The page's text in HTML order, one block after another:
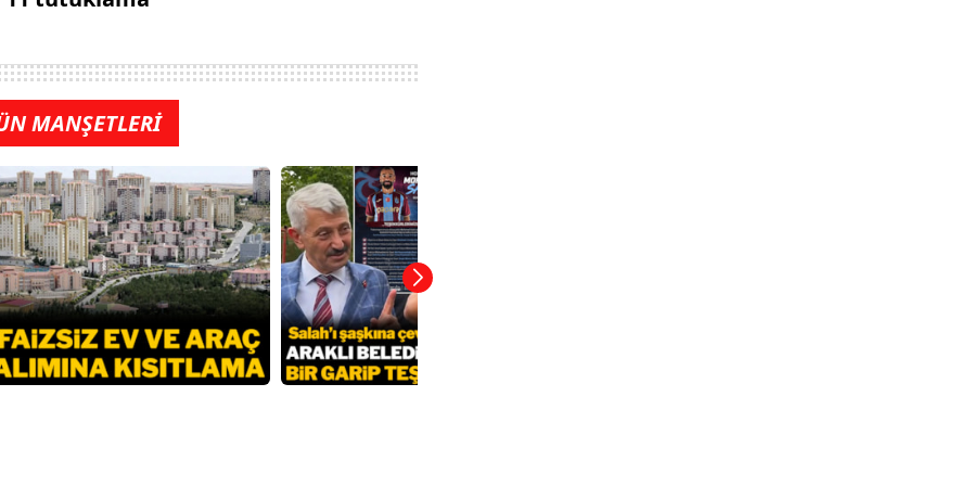
MANŞETLERİ